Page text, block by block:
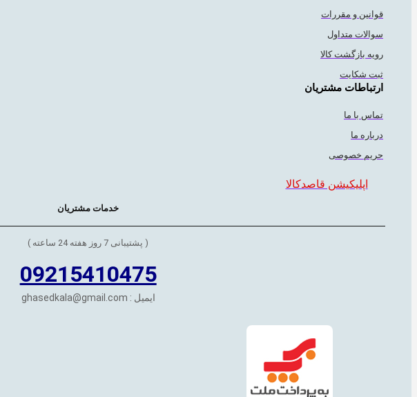
قوانین و مقررات
سوالات متداول
رویه بازگشت کالا
ثبت شکایت
ارتباطات مشتریان
تماس با ما
درباره ما
حریم خصوصی
اپلیکیشن قاصدکالا
خدمات مشتریان
( پشتیبانی 7 روز هفته 24 ساعته )
09215410475
ایمیل : ghasedkala@gmail.com